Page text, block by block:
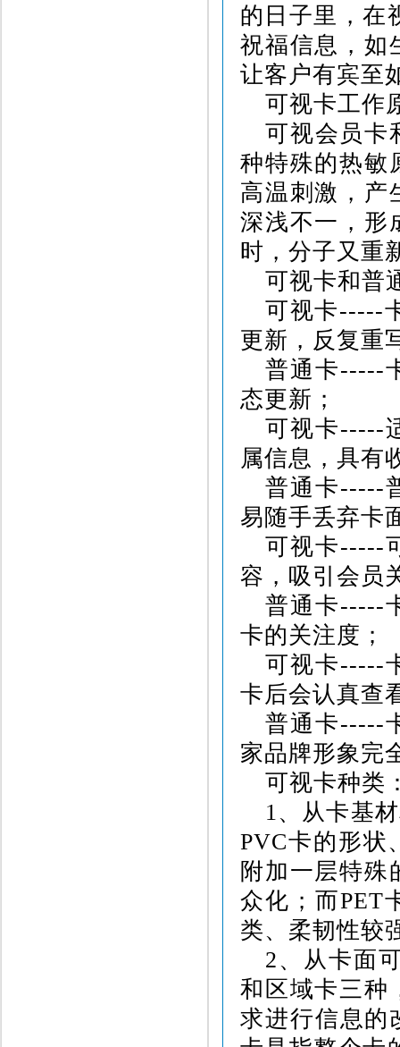
的日子里，在
祝福信息，如
让客户有宾至
可视卡工作
可视会员卡
种特殊的热敏
高温刺激，产
深浅不一，形
时，分子又重
可视卡和普
可视卡-----
更新，反复重
普通卡-----
态更新；
可视卡-----
属信息，具有
普通卡-----
易随手丢弃卡
可视卡-----
容，吸引会员
普通卡-----
卡的关注度；
可视卡-----
卡后会认真查
普通卡-----
家品牌形象完
可视卡种类
1、从卡基
PVC卡的形状
附加一层特殊
众化；而PET
类、柔韧性较
2、从卡面
和区域卡三种
求进行信息的